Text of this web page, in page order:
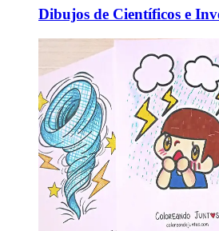
Dibujos de Científicos e